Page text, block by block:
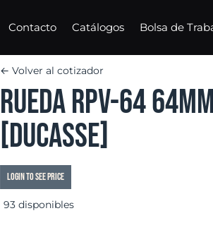
← Volver al cotizador
Rueda RPV-64
[Ducasse]
Login to see price
93 disponibles
Contacto Catálogos Bolsa de